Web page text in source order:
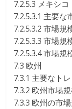
7.2.5.3 メキシコ
7.2.5.3.1 主要
7.2.5.3.2 市場
7.2.5.3.3 市場
7.2.5.3.4 市場
7.3 欧州
7.3.1 主要なト
7.3.2 欧州市場
7.3.3 欧州の市